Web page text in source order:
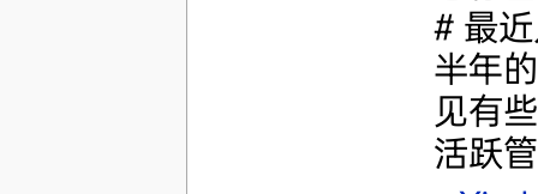
# 最
半年
见有
活跃